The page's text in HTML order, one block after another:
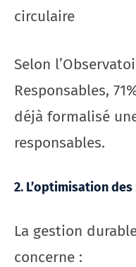
circulaire
Selon
Responsables,
déjà formalisé
responsables.
2. L’optimisation
La gestion
concerne :